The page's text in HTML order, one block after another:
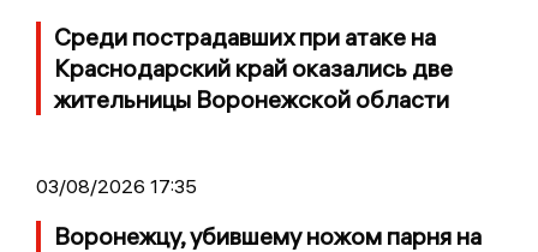
Среди пострадавших при атаке на
Краснодарский край оказались две
жительницы Воронежской области
03/08/2026 17:35
Воронежцу, убившему ножом парня на